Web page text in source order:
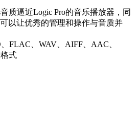
音质逼近Logic Pro的音乐播放器，同
以让优秀的管理和操作与音质并
FLAC、WAV、AIFF、AAC、
式